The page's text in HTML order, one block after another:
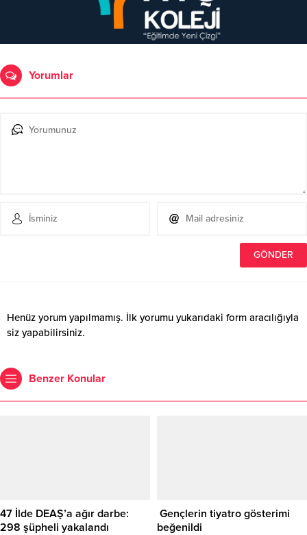
Yorumlar
Henüz yorum yapılmamış. İlk yorumu yukarıdaki form aracılığıyla
siz yapabilirsiniz.
Benzer Konular
47 İlde DEAŞ’a ağır darbe:
298 şüpheli yakalandı
Gençlerin tiyatro gösterimi
beğenildi